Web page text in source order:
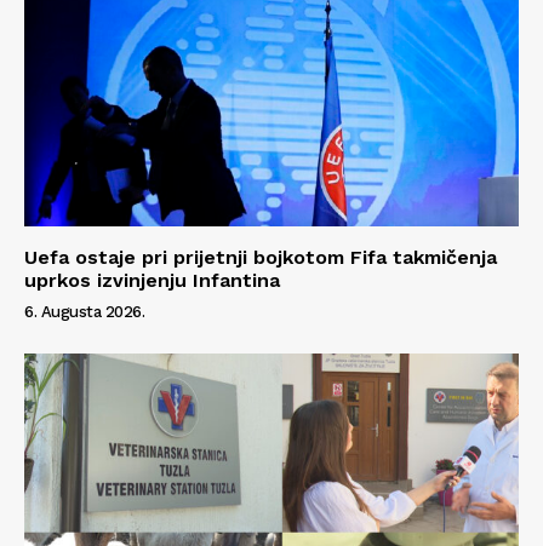
Uefa ostaje pri prijetnji bojkotom Fifa takmičenja
uprkos izvinjenju Infantina
6. Augusta 2026.